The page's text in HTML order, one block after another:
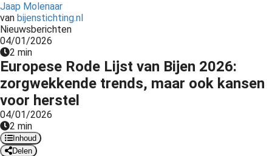
Jaap Molenaar
van bijenstichting.nl
Nieuwsberichten
04/01/2026
2 min
Europese Rode Lijst van Bijen 2026:
zorgwekkende trends, maar ook kansen
voor herstel
04/01/2026
2 min
Inhoud
Delen